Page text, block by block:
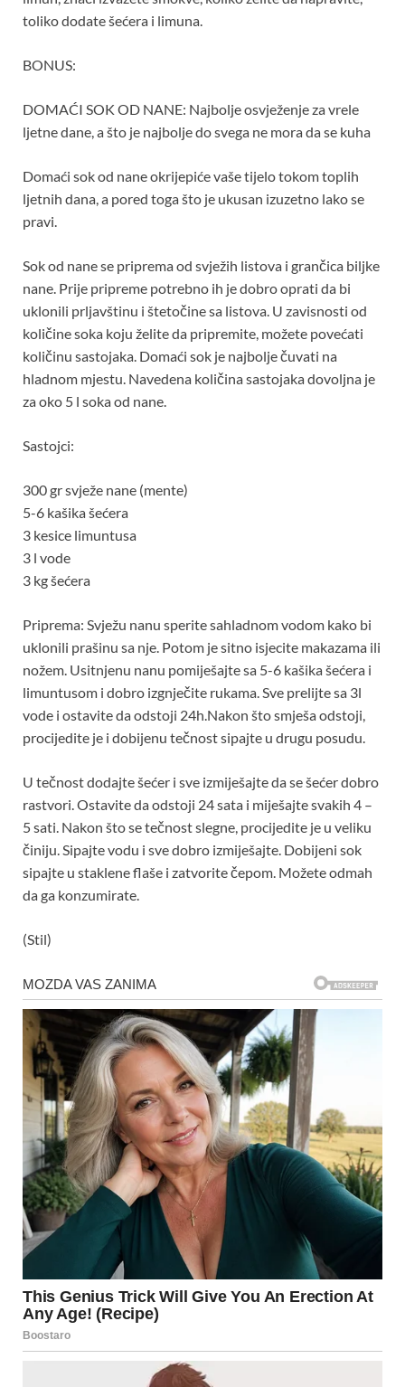
toliko dodate šećera i limuna.
BONUS:
DOMAĆI SOK OD NANE: Najbolje osvježenje za vrele
ljetne dane, a što je najbolje do svega ne mora da se kuha
Domaći sok od nane okrijepiće vaše tijelo tokom toplih
ljetnih dana, a pored toga što je ukusan izuzetno lako se
pravi.
Sok od nane se priprema od svježih listova i grančica biljke
nane. Prije pripreme potrebno ih je dobro oprati da bi
uklonili prljavštinu i štetočine sa listova. U zavisnosti od
količine soka koju želite da pripremite, možete povećati
količinu sastojaka. Domaći sok je najbolje čuvati na
hladnom mjestu. Navedena količina sastojaka dovoljna je
za oko 5 l soka od nane.
Sastojci:
300 gr svježe nane (mente)
5-6 kašika šećera
3 kesice limuntusa
3 l vode
3 kg šećera
Priprema: Svježu nanu sperite sahladnom vodom kako bi
uklonili prašinu sa nje. Potom je sitno isjecite makazama ili
nožem. Usitnjenu nanu pomiješajte sa 5-6 kašika šećera i
limuntusom i dobro izgnječite rukama. Sve prelijte sa 3l
vode i ostavite da odstoji 24h.Nakon što smješa odstoji,
procijedite je i dobijenu tečnost sipajte u drugu posudu.
U tečnost dodajte šećer i sve izmiješajte da se šećer dobro
rastvori. Ostavite da odstoji 24 sata i miješajte svakih 4 –
5 sati. Nakon što se tečnost slegne, procijedite je u veliku
činiju. Sipajte vodu i sve dobro izmiješajte. Dobijeni sok
sipajte u staklene flaše i zatvorite čepom. Možete odmah
da ga konzumirate.
(Stil)